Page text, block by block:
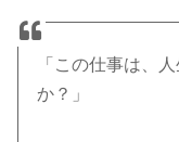
「この仕事は、
か？」